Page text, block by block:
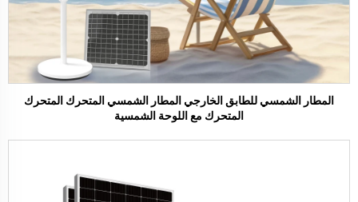
المطار الشمسي للطابق الخارجي المطار الشمسي المتحرك المتحرك
المتحرك مع اللوحة الشمسية